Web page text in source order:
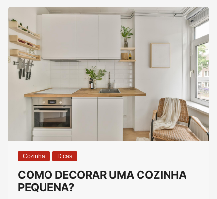
Cozinha Dicas
COMO DECORAR UMA COZINHA
PEQUENA?